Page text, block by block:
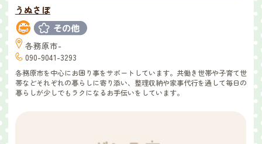
うぬさぽ
各務原市-
090-9041-3293
各務原市を中心にお困り事をサポートしています。共働き世帯や子育て世
帯などそれぞれの暮らしに寄り添い、整理収納や家事代行を通して毎日の
暮らしが少しでもラクになるお手伝いをしています。